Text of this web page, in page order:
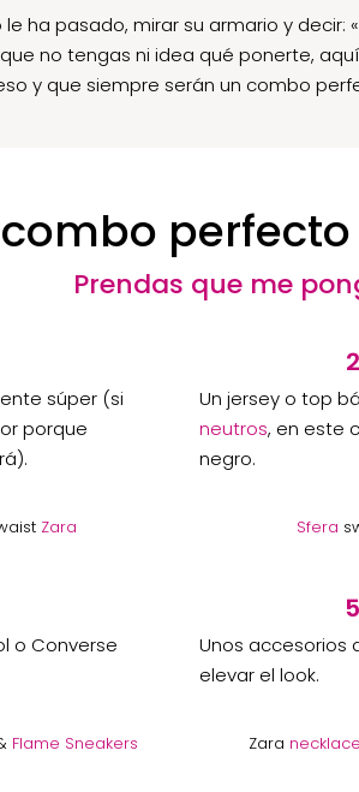
le ha pasado, mirar su armario y
no tengas ni idea qué ponerte,
y que siempre serán un combo
combo
Prendas que me
súper (si
porque
Zara
2
Un jersey o top
neutros, en este
negro.
Sfera
o Converse
Flame Sneakers
5
Unos accesorios
elevar el look.
Zara